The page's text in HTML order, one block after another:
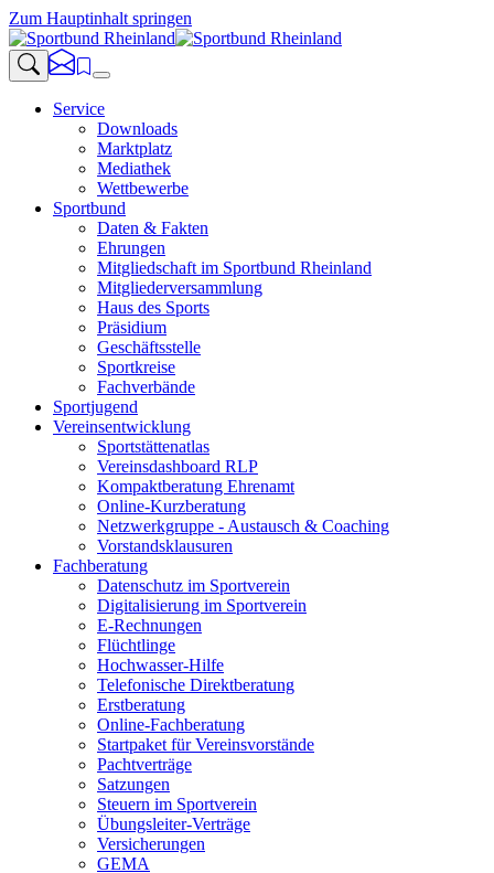
Zum Hauptinhalt springen
Service
Downloads
Marktplatz
Mediathek
Wettbewerbe
Sportbund
Daten & Fakten
Ehrungen
Mitgliedschaft im Sportbund Rheinland
Mitgliederversammlung
Haus des Sports
Präsidium
Geschäftsstelle
Sportkreise
Fachverbände
Sportjugend
Vereinsentwicklung
Sportstättenatlas
Vereinsdashboard RLP
Kompaktberatung Ehrenamt
Online-Kurzberatung
Netzwerkgruppe - Austausch & Coaching
Vorstandsklausuren
Fachberatung
Datenschutz im Sportverein
Digitalisierung im Sportverein
E-Rechnungen
Flüchtlinge
Hochwasser-Hilfe
Telefonische Direktberatung
Erstberatung
Online-Fachberatung
Startpaket für Vereinsvorstände
Pachtverträge
Satzungen
Steuern im Sportverein
Übungsleiter-Verträge
Versicherungen
GEMA